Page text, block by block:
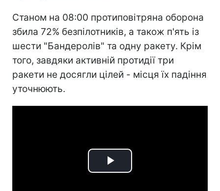
Станом на 08:00 протиповітряна оборона
збила 72% безпілотників, а також п'ять із
шести "Бандеролів" та одну ракету. Крім
того, завдяки активній протидії три
ракети не досягли цілей - місця їх падіння
уточнюють.
Play